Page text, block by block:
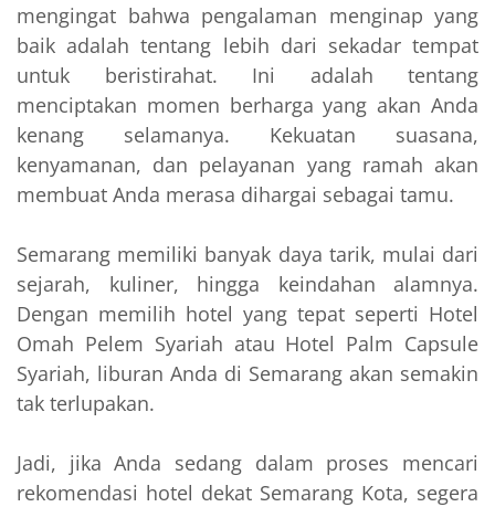
mengingat bahwa pengalaman menginap yang
baik adalah tentang lebih dari sekadar tempat
untuk beristirahat. Ini adalah tentang
menciptakan momen berharga yang akan Anda
kenang selamanya. Kekuatan suasana,
kenyamanan, dan pelayanan yang ramah akan
membuat Anda merasa dihargai sebagai tamu.
Semarang memiliki banyak daya tarik, mulai dari
sejarah, kuliner, hingga keindahan alamnya.
Dengan memilih hotel yang tepat seperti Hotel
Omah Pelem Syariah atau Hotel Palm Capsule
Syariah, liburan Anda di Semarang akan semakin
tak terlupakan.
Jadi, jika Anda sedang dalam proses mencari
rekomendasi hotel dekat Semarang Kota, segera